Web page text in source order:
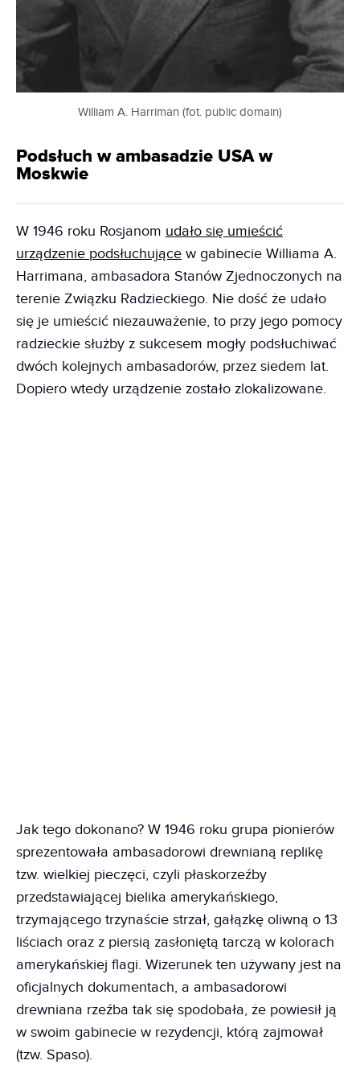
William A. Harriman (fot. public domain)
Podsłuch w ambasadzie USA w
Moskwie
W 1946 roku Rosjanom udało się umieścić
urządzenie podsłuchujące w gabinecie Williama A.
Harrimana, ambasadora Stanów Zjednoczonych na
terenie Związku Radzieckiego. Nie dość że udało
się je umieścić niezauważenie, to przy jego pomocy
radzieckie służby z sukcesem mogły podsłuchiwać
dwóch kolejnych ambasadorów, przez siedem lat.
Dopiero wtedy urządzenie zostało zlokalizowane.
Jak tego dokonano? W 1946 roku grupa pionierów
sprezentowała ambasadorowi drewnianą replikę
tzw. wielkiej pieczęci, czyli płaskorzeźby
przedstawiającej bielika amerykańskiego,
trzymającego trzynaście strzał, gałązkę oliwną o 13
liściach oraz z piersią zasłoniętą tarczą w kolorach
amerykańskiej flagi. Wizerunek ten używany jest na
oficjalnych dokumentach, a ambasadorowi
drewniana rzeźba tak się spodobała, że powiesił ją
w swoim gabinecie w rezydencji, którą zajmował
(tzw. Spaso).